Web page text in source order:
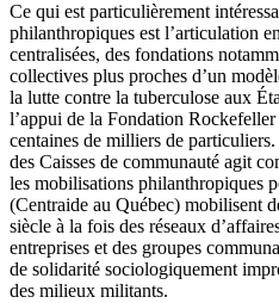
Ce qui est particulièrement
philanthropiques est l’articulation
centralisées, des fondations
collectives plus proches d’un
la lutte contre la tuberculose aux
l’appui de la Fondation
centaines de milliers de
des Caisses de communauté agit
les mobilisations philanthropiques
(Centraide au Québec) mobilisent
siècle à la fois des réseaux
entreprises et des groupes
de solidarité sociologiquement
des milieux militants.